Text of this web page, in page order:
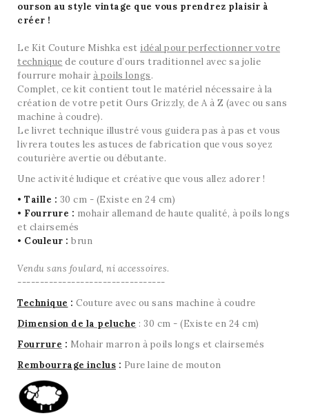
ourson au style vintage que vous prendrez plaisir à
créer !
Le Kit Couture Mishka est idéal pour perfectionner votre
technique de couture d’ours traditionnel avec sa jolie
fourrure mohair à poils longs.
Complet, ce kit contient tout le matériel nécessaire à la
création de votre petit Ours Grizzly, de A à Z (avec ou sans
machine à coudre).
Le livret technique illustré vous guidera pas à pas et vous
livrera toutes les astuces de fabrication que vous soyez
couturière avertie ou débutante.
Une activité ludique et créative que vous allez adorer !
• Taille : 30 cm - (Existe en 24 cm)
• Fourrure : mohair allemand de haute qualité, à poils longs
et clairsemés
• Couleur : brun
Vendu sans foulard, ni accessoires.
---------------------------------
Technique : Couture avec ou sans machine à coudre
Dimension de la peluche : 30 cm - (Existe en 24 cm)
Fourrure : Mohair marron à poils longs et clairsemés
Rembourrage inclus : Pure laine de mouton